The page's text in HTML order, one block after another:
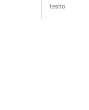
texto